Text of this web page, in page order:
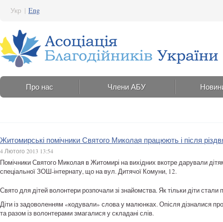
Укр | Eng
Про нас Члени АБУ
Житомирські помічники Святого Миколая працюють і після
4 Лютого 2013 13:54
Помічники Святого Миколая в Житомирі на вихідних вкотре дарували
спеціальної ЗОШ-інтернату, що на вул. Дитячої Комуни, 12.
Свято для дітей волонтери розпочали зі знайомства. Як тільки діти
Діти із задоволенням «кодували» слова у малюнках. Опісля дізналися
та разом із волонтерами змагалися у складані слів.